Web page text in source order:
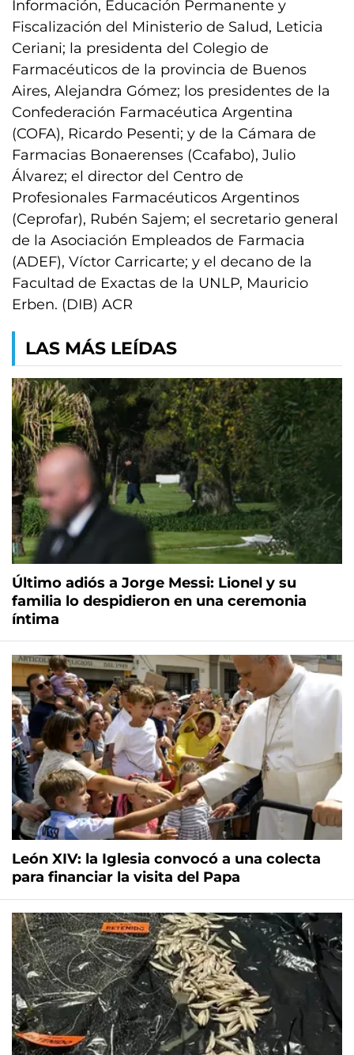
Información, Educación Permanente y
Fiscalización del Ministerio de Salud, Leticia
Ceriani; la presidenta del Colegio de
Farmacéuticos de la provincia de Buenos
Aires, Alejandra Gómez; los presidentes de la
Confederación Farmacéutica Argentina
(COFA), Ricardo Pesenti; y de la Cámara de
Farmacias Bonaerenses (Ccafabo), Julio
Álvarez; el director del Centro de
Profesionales Farmacéuticos Argentinos
(Ceprofar), Rubén Sajem; el secretario general
de la Asociación Empleados de Farmacia
(ADEF), Víctor Carricarte; y el decano de la
Facultad de Exactas de la UNLP, Mauricio
Erben. (DIB) ACR
LAS MÁS LEÍDAS
Último adiós a Jorge Messi: Lionel y su
familia lo despidieron en una ceremonia
íntima
León XIV: la Iglesia convocó a una colecta
para financiar la visita del Papa